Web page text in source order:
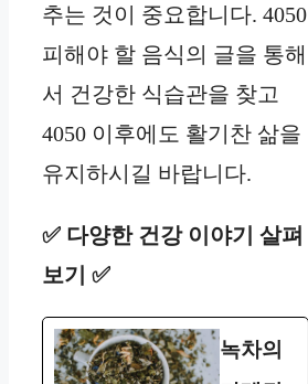
추는 것이 중요합니다. 4050
피해야 할 음식의 글을 통해
서 건강한 식습관을 찾고
4050 이후에도 활기찬 삶을
유지하시길 바랍니다.
✅ 다양한 건강 이야기 살펴
보기 ✅
녹차의